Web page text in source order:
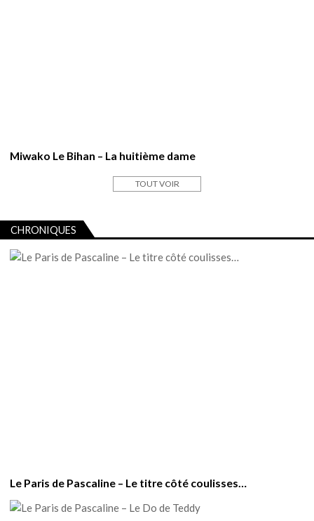
Miwako Le Bihan – La huitième dame
TOUT VOIR
CHRONIQUES
Le Paris de Pascaline – Le titre côté coulisses…